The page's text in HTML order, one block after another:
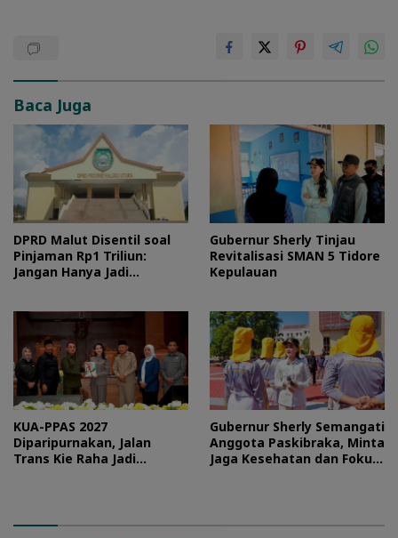
Baca Juga
DPRD Malut Disentil soal
Pinjaman Rp1 Triliun:
Jangan Hanya Jadi
Gubernur Sherly Tinjau
Revitalisasi SMAN 5 Tidore
Kepulauan
KUA-PPAS 2027
Diparipurnakan, Jalan
Trans Kie Raha Jadi
Gubernur Sherly Semangati
Anggota Paskibraka, Minta
Jaga Kesehatan dan Fokus